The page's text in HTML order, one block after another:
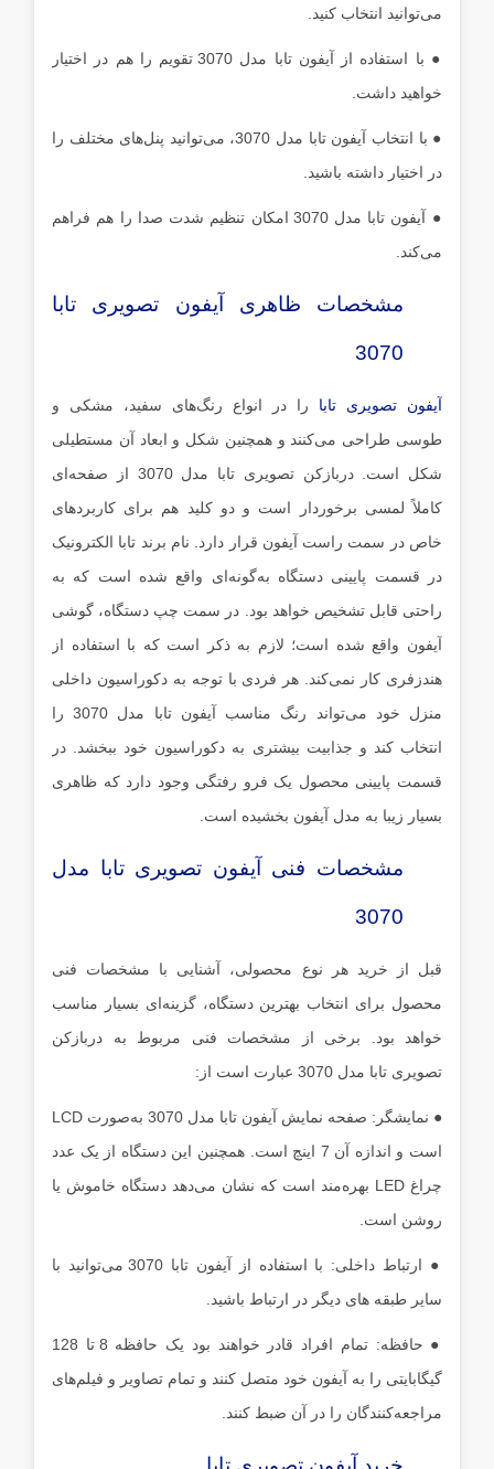
می‌توانید انتخاب کنید.
● با استفاده از آیفون تابا مدل 3070 تقویم را هم در اختیار
خواهید داشت.
● با انتخاب آیفون تابا مدل 3070، می‌توانید پنل‌های مختلف را
در اختیار داشته باشید.
● آیفون تابا مدل 3070 امکان تنظیم شدت صدا را هم فراهم
می‌کند.
مشخصات ظاهری آیفون تصویری تابا
3070
آیفون تصویری تابا را در انواع رنگ‌های سفید، مشکی و
طوسی طراحی می‌کنند و همچنین شکل و ابعاد آن مستطیلی
شکل است. دربازکن تصویری تابا مدل 3070 از صفحه‌ای
کاملاً لمسی برخوردار است و دو کلید هم برای کاربردهای
خاص در سمت راست آیفون قرار دارد. نام برند تابا الکترونیک
در قسمت پایینی دستگاه به‌گونه‌ای واقع شده است که به
‌راحتی قابل تشخیص خواهد بود. در سمت چپ دستگاه، گوشی
آیفون واقع شده است؛ لازم به ذکر است که با استفاده از
هندزفری کار نمی‌کند. هر فردی با توجه ‌به دکوراسیون داخلی
منزل خود می‌تواند رنگ مناسب آیفون تابا مدل 3070 را
انتخاب کند و جذابیت بیشتری به دکوراسیون خود ببخشد. در
قسمت پایینی محصول یک فرو رفتگی وجود دارد که ظاهری
بسیار زیبا به مدل آیفون بخشیده است.
مشخصات فنی آیفون تصویری تابا مدل
3070
قبل از خرید هر نوع محصولی، آشنایی با مشخصات فنی
محصول برای انتخاب بهترین دستگاه، گزینه‌ای بسیار مناسب
خواهد بود. برخی از مشخصات فنی مربوط به دربازکن
تصویری تابا مدل 3070 عبارت است از:
● نمایشگر: صفحه ‌نمایش آیفون تابا مدل 3070 به‌صورت LCD
است و اندازه آن 7 اینچ است. همچنین این دستگاه از یک عدد
چراغ LED بهره‌مند است که نشان می‌دهد دستگاه خاموش یا
روشن است.
● ارتباط داخلی: با استفاده از آیفون تابا 3070 می‌توانید با
سایر طبقه های دیگر در ارتباط باشید.
● حافظه: تمام افراد قادر خواهند بود یک حافظه 8 تا 128
گیگابایتی را به آیفون خود متصل کنند و تمام تصاویر و فیلم‌های
مراجعه‌کنندگان را در آن ضبط کنند.